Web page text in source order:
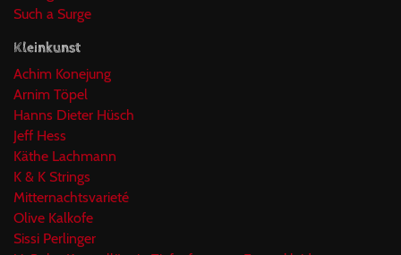
Such a Surge
Kleinkunst
Achim Konejung
Arnim Töpel
Hanns Dieter Hüsch
Jeff Hess
Käthe Lachmann
K & K Strings
Mitternachtsvarieté
Olive Kalkofe
Sissi Perlinger